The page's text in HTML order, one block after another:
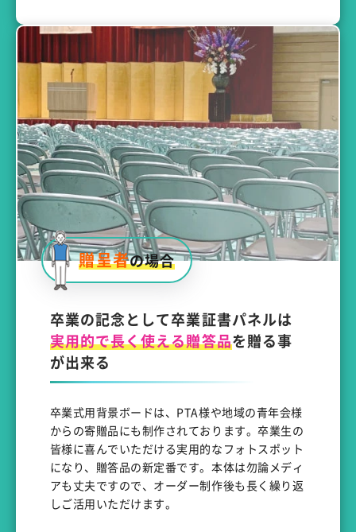
贈呈者の場合
卒業の記念として卒業証書パネルは
実用的で長く使える贈答品を贈る事
が出来る
卒業式用背景ボードは、PTA様や地域の青年会様
からの寄贈品にも制作されております。卒業生の
皆様に喜んでいただける実用的なフォトスポット
になり、贈答品の新定番です。本体は勿論メディ
アも丈夫ですので、オーダー制作後も長く繰り返
しご活用いただけます。